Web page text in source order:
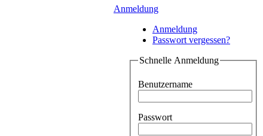
Anmeldung
Anmeldung
Passwort vergessen?
Schnelle Anmeldung
Benutzername
Passwort